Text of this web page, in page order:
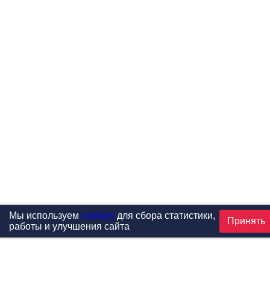
Мы используем cookiesдля сбора статистики,
работы и улучшения сайта
Принять